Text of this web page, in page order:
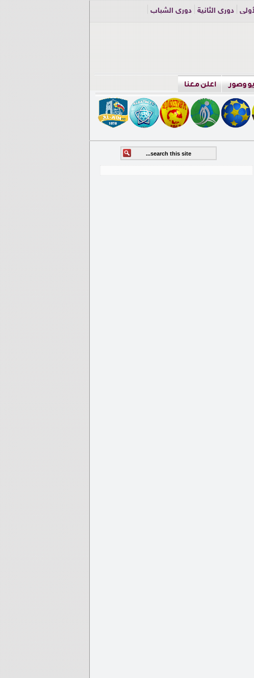
دوري الثانية
دوري الشباب
وصور اعلن معنا